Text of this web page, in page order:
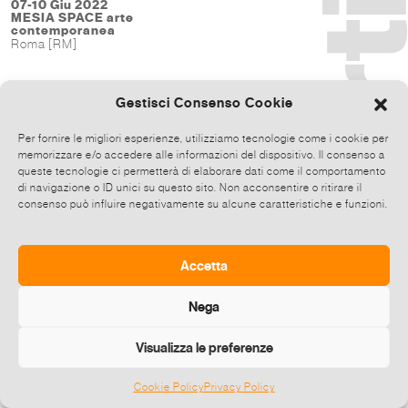
Gestisci Consenso Cookie
Per fornire le migliori esperienze, utilizziamo tecnologie come i cookie per
memorizzare e/o accedere alle informazioni del dispositivo. Il consenso a
queste tecnologie ci permetterà di elaborare dati come il comportamento
di navigazione o ID unici su questo sito. Non acconsentire o ritirare il
consenso può influire negativamente su alcune caratteristiche e funzioni.
Accetta
Nega
Visualizza le preferenze
Cookie PolicyPrivacy Policy
07-10 Giu 2022
MESIA SPACE arte
contemporanea
Roma [RM]
©2026 E-zine